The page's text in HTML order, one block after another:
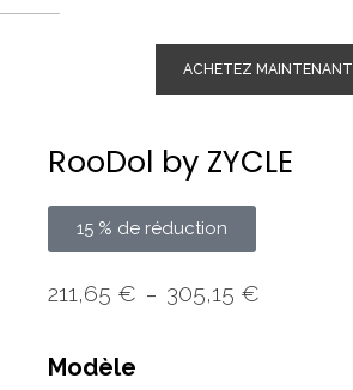
ACHETEZ MAINTENANT
RooDol by ZYCLE
15 % de réduction
211,65 € – 305,15 €
Modèle